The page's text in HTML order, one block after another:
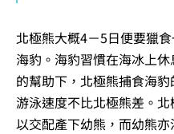
北極熊大概4－5日便要獵
海豹。海豹習慣在海冰上
的幫助下，北極熊捕食海
游泳速度不比北極熊差。
以交配產下幼熊，而幼熊